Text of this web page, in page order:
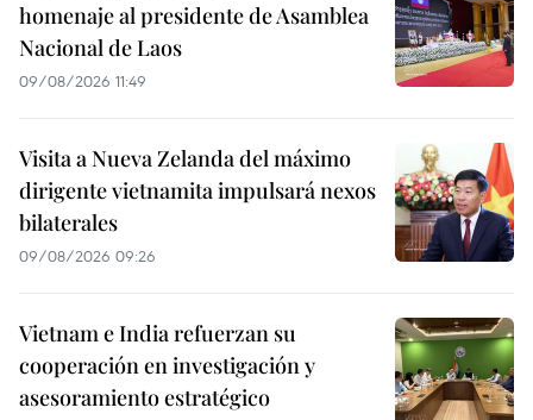
homenaje al presidente de Asamblea
Nacional de Laos
09/08/2026 11:49
Visita a Nueva Zelanda del máximo
dirigente vietnamita impulsará nexos
bilaterales
09/08/2026 09:26
Vietnam e India refuerzan su
cooperación en investigación y
asesoramiento estratégico